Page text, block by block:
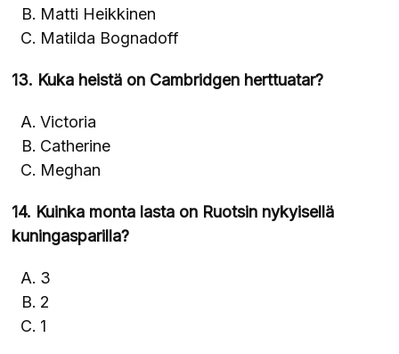
Matti Heikkinen
Matilda Bognadoff
13. Kuka heistä on Cambridgen herttuatar?
Victoria
Catherine
Meghan
14. Kuinka monta lasta on Ruotsin nykyisellä
kuningasparilla?
3
2
1